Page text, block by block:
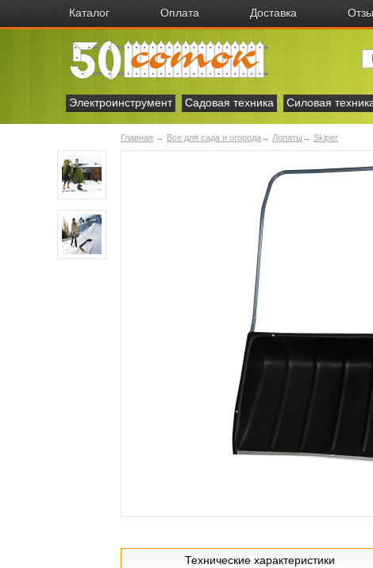
Каталог Оплата Доставка
Электроинструмент
Садовая техника Силовая
Главная → Все для сада и огорода→ Лопаты → Skiper
Технические характеристики